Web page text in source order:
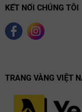
KẾT NỐI CHÚNG TÔI
TRANG VÀNG VIỆT